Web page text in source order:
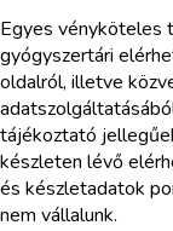
Egyes vényköteles
gyógyszertári
oldalról, illetve
tájékoztató
készleten lévő
és készletadatok
nem vállalunk.